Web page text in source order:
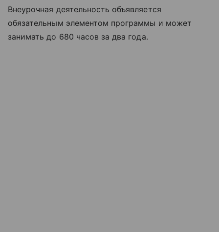
Внеурочная деятельность объявляется
обязательным элементом программы и может
занимать до 680 часов за два года.